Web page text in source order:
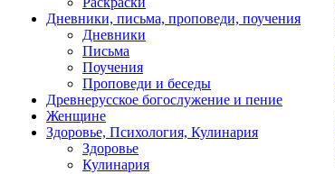
Дневники, письма, проповеди, поучения
Дневники
Письма
Поучения
Проповеди и беседы
Древнерусское богослужение и пение
Женщине
Здоровье, Психология, Кулинария
Здоровье
Кулинария